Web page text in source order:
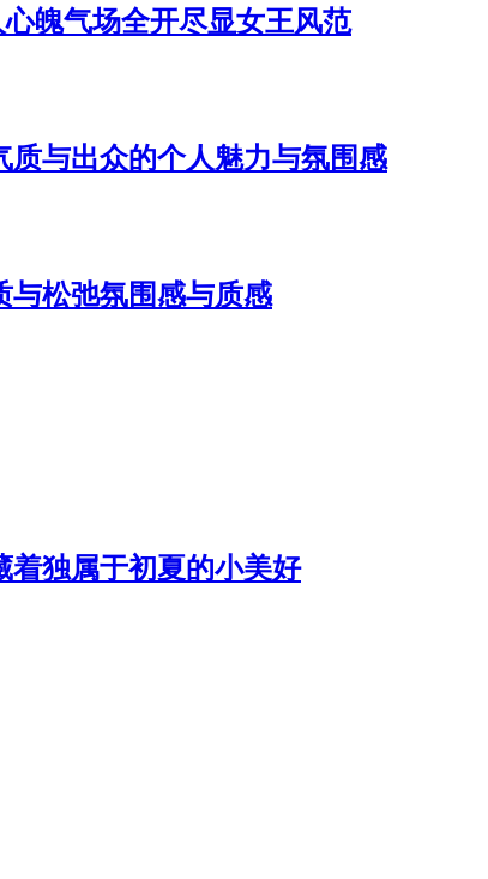
魄气场全开尽显女王风范
与出众的个人魅力与氛围感
与松弛氛围感与质感
着独属于初夏的小美好